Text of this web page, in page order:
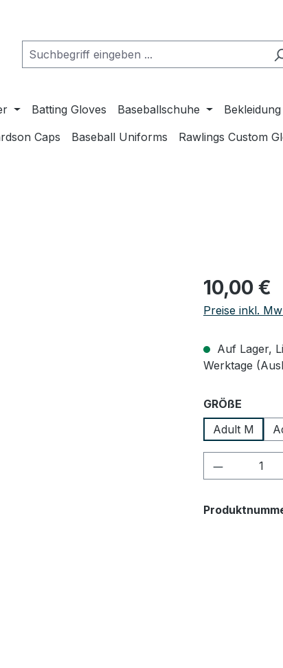
Batting Gloves Baseballschuhe Bekleidung
Caps Baseball Uniforms Rawlings Custom
Regulärer Preis:
10,00 €
Preise inkl.
Auf Lager,
Werktage
GRÖßE
Adult M
Produkt